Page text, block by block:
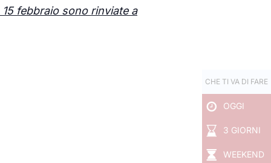
CHE TI VA DI FARE
OGGI
3 GIORNI
WEEKEND
febbraio sono rinviate a